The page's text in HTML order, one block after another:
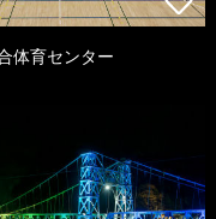
体育センター